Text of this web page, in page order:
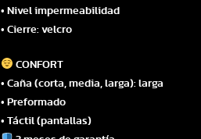
• Nivel impermeabilidad
• Cierre: velcro
CONFORT
• Caña (corta, media, larga): larga
• Preformado
• Táctil (pantallas)